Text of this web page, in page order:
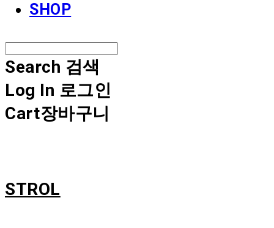
SHOP
Search 검색
Log In 로그인
Cart장바구니
STROL